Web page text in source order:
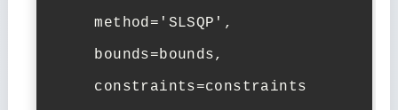
    method='SLSQP',
    bounds=bounds,
    constraints=constraints